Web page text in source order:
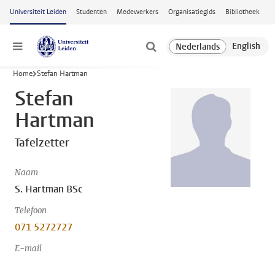
Ga naar hoofdinhoud
Universiteit Leiden Studenten Medewerkers Organisatiegids Bibliotheek
Menu
Home Stefan Hartman
Stefan
Hartman
Tafelzetter
Naam
S. Hartman BSc
Telefoon
071 5272727
E-mail